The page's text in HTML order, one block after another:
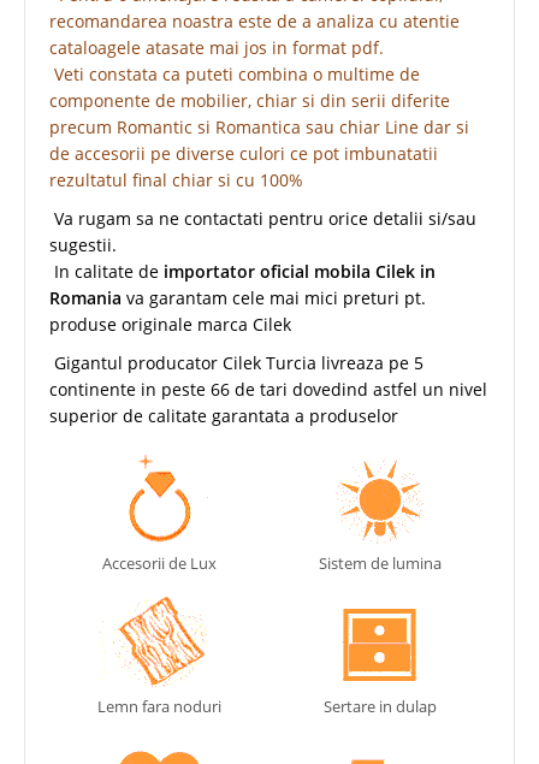
recomandarea noastra este de a analiza cu atentie
cataloagele atasate mai jos in format pdf.
Veti constata ca puteti combina o multime de
componente de mobilier, chiar si din serii diferite
precum Romantic si Romantica sau chiar Line dar si
de accesorii pe diverse culori ce pot imbunatatii
rezultatul final chiar si cu 100%
Va rugam sa ne contactati pentru orice detalii si/sau
sugestii.
In calitate de importator oficial mobila Cilek in
Romania va garantam cele mai mici preturi pt.
produse originale marca Cilek
Gigantul producator Cilek Turcia livreaza pe 5
continente in peste 66 de tari dovedind astfel un nivel
superior de calitate garantata a produselor
Accesorii de Lux Sistem de lumina
Lemn fara noduri Sertare in dulap